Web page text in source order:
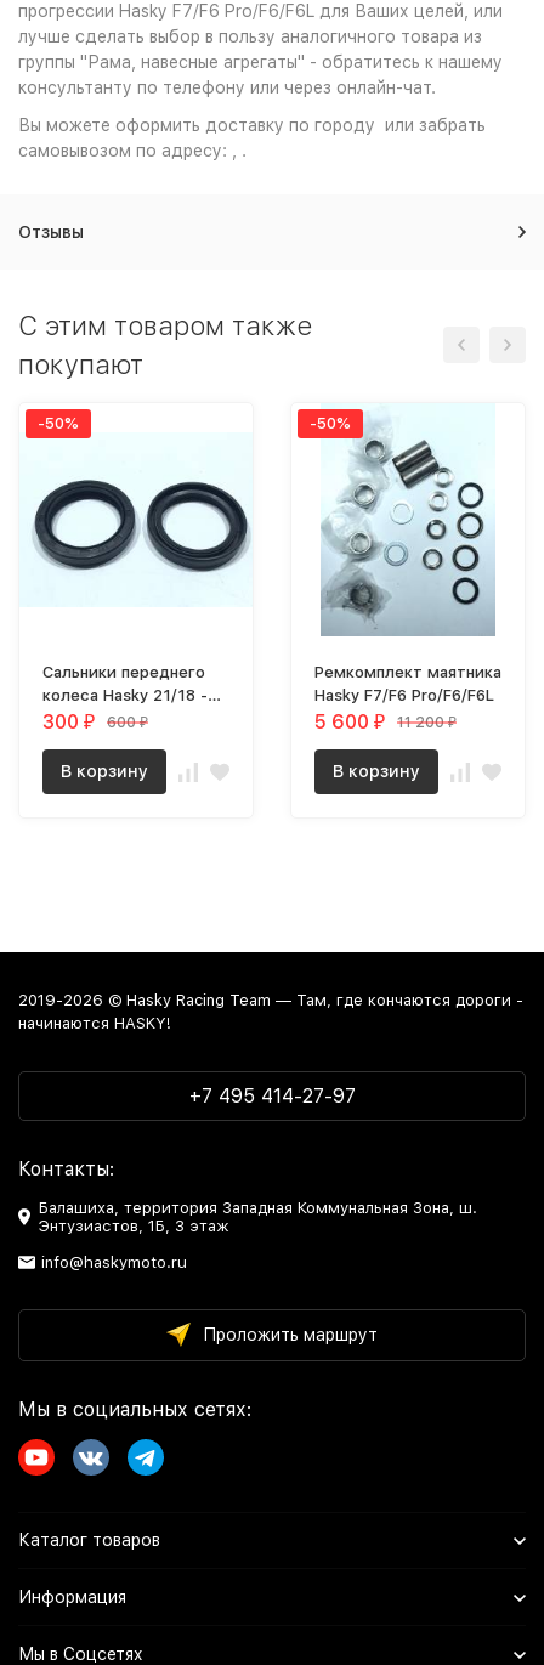
прогрессии Hasky F7/F6 Pro/F6/F6L для Ваших целей, или
лучше сделать выбор в пользу аналогичного товара из
группы "Рама, навесные агрегаты" - обратитесь к нашему
консультанту по телефону или через онлайн-чат.
Вы можете оформить доставку по городу или забрать
самовывозом по адресу: , .
Отзывы
C этим товаром также
покупают
-50%
Сальники переднего
колеса Hasky 21/18 -
GLM7050-GC hub
300 ₽ 600₽
В корзину
-50%
Ремкомплект маятника
Hasky F7/F6 Pro/F6/F6L
5 600 ₽ 11 200₽
В корзину
2019-2026 © Hasky Racing Team — Там, где кончаются дороги -
начинаются HASKY!
+7 495 414-27-97
Контакты:
Балашиха, территория Западная Коммунальная Зона, ш.
Энтузиастов, 1Б, 3 этаж
info@haskymoto.ru
Проложить маршрут
Мы в социальных сетях:
Каталог товаров
Информация
Мы в Соцсетях